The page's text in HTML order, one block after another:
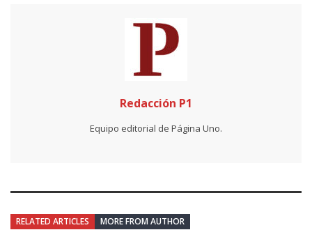
Redacción P1
Equipo editorial de Página Uno.
RELATED ARTICLES MORE FROM AUTHOR